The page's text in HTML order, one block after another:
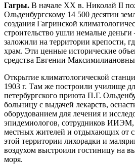
Гагры. В начале ХХ в. Николай II
Ольденбургскому 14 500 десятин
создания Гагринской
строительство ушли немалые
заложили на территории крепости,
храм. Эти ценные исторические
средства Евгении
Открытие климатологической
1903 г. Там же построили училище
петербургского приюта П.Г.
больницу с выдачей лекарств,
оборудованием для лечения и
эпидемиологов, сотрудников ИИЭМ,
местных жителей и отдыхающих от
этой территории лихорадки и
воздухом выстроили гостиницу на
моря.